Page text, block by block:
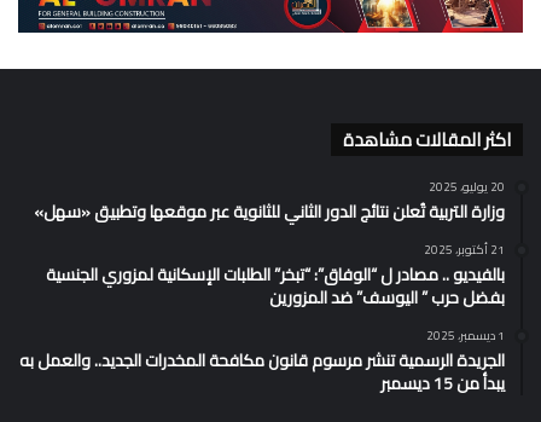
اكثر المقالات مشاهدة
20 يوليو، 2025
وزارة التربية تُعلن نتائج الدور الثاني للثانوية عبر موقعها وتطبيق «سهل»
21 أكتوبر، 2025
بالفيديو .. مصادر ل “الوفاق”: “تبخر” الطلبات الإسكانية لمزوري الجنسية
بفضل حرب ” اليوسف” ضد المزورين
1 ديسمبر، 2025
الجريدة الرسمية تنشر مرسوم قانون مكافحة المخدرات الجديد.. والعمل به
يبدأ من 15 ديسمبر